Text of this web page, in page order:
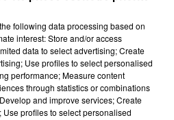
sec
DE MAMIE MYRIAM
et Vous, retrouvez les trucs
following data processing based on
interest: Store and/or access
data to select advertising; Create
Use profiles to select personalised
performance; Measure content
through statistics or combinations
and improve services; Create
profiles to select personalised